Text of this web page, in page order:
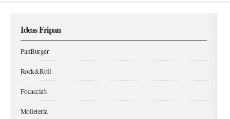
Ideas Fripan
PanBurger
Rock&Roll
Focaccia's
Molletería